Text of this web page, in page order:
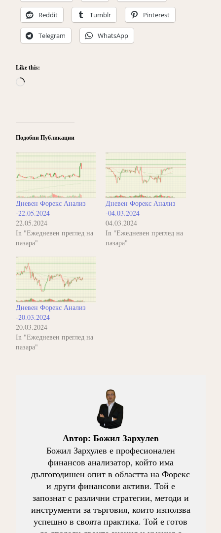
Reddit Tumblr Pinterest
Telegram WhatsApp
Like this:
Loading…
Подобни Публикации
Дневен Форекс Анализ
-22.05.2024
22.05.2024
In "Ежедневен преглед на
пазара"
Дневен Форекс Анализ
-04.03.2024
04.03.2024
In "Ежедневен преглед на
пазара"
Дневен Форекс Анализ
-20.03.2024
20.03.2024
In "Ежедневен преглед на
пазара"
Автор: Божил Зархулев
Божил Зархулев е професионален
финансов анализатор, който има
дългогодишен опит в областта на Форекс
и други финансови активи. Той е
запознат с различни стратегии, методи и
инструменти за търговия, които използва
успешно в своята практика. Той е готов